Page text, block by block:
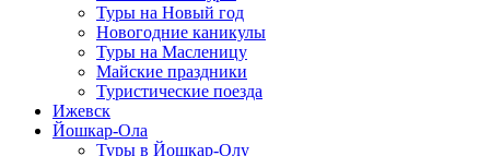
Туры на Новый год
Новогодние каникулы
Туры на Масленицу
Майские праздники
Туристические поезда
Ижевск
Йошкар-Ола
Туры в Йошкар-Олу